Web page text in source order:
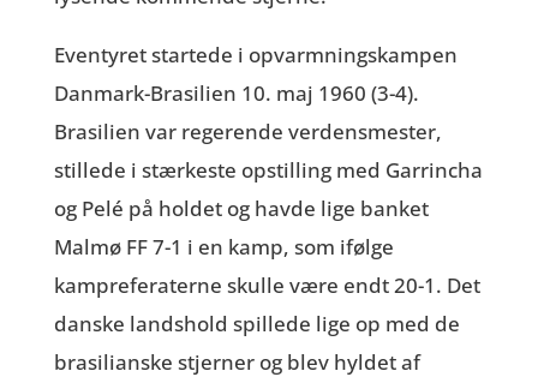
Eventyret startede i opvarmningskampen
Danmark-Brasilien 10. maj 1960 (3-4).
Brasilien var regerende verdensmester,
stillede i stærkeste opstilling med Garrincha
og Pelé på holdet og havde lige banket
Malmø FF 7-1 i en kamp, som ifølge
kampreferaterne skulle være endt 20-1. Det
danske landshold spillede lige op med de
brasilianske stjerner og blev hyldet af